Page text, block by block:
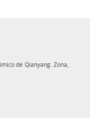
de Qianyang. Zona,